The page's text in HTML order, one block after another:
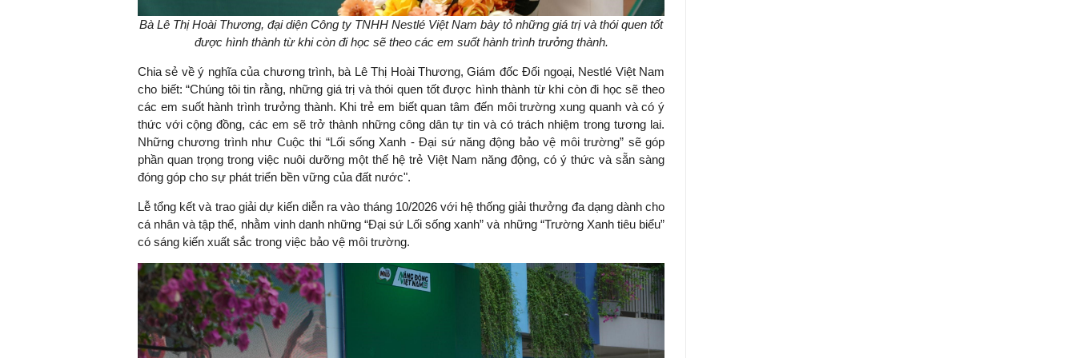
Bà Lê Thị Hoài Thương, đại diện Công ty TNHH Nestlé Việt Nam bày tỏ những giá trị và thói quen tốt
được hình thành từ khi còn đi học sẽ theo các em suốt hành trình trưởng thành.
Chia sẻ về ý nghĩa của chương trình, bà Lê Thị Hoài Thương, Giám đốc Đối ngoại, Nestlé Việt Nam
cho biết: “Chúng tôi tin rằng, những giá trị và thói quen tốt được hình thành từ khi còn đi học sẽ theo
các em suốt hành trình trưởng thành. Khi trẻ em biết quan tâm đến môi trường xung quanh và có ý
thức với cộng đồng, các em sẽ trở thành những công dân tự tin và có trách nhiệm trong tương lai.
Những chương trình như Cuộc thi “Lối sống Xanh - Đại sứ năng động bảo vệ môi trường” sẽ góp
phần quan trọng trong việc nuôi dưỡng một thế hệ trẻ Việt Nam năng động, có ý thức và sẵn sàng
đóng góp cho sự phát triển bền vững của đất nước".
Lễ tổng kết và trao giải dự kiến diễn ra vào tháng 10/2026 với hệ thống giải thưởng đa dạng dành cho
cá nhân và tập thể, nhằm vinh danh những “Đại sứ Lối sống xanh” và những “Trường Xanh tiêu biểu”
có sáng kiến xuất sắc trong việc bảo vệ môi trường.